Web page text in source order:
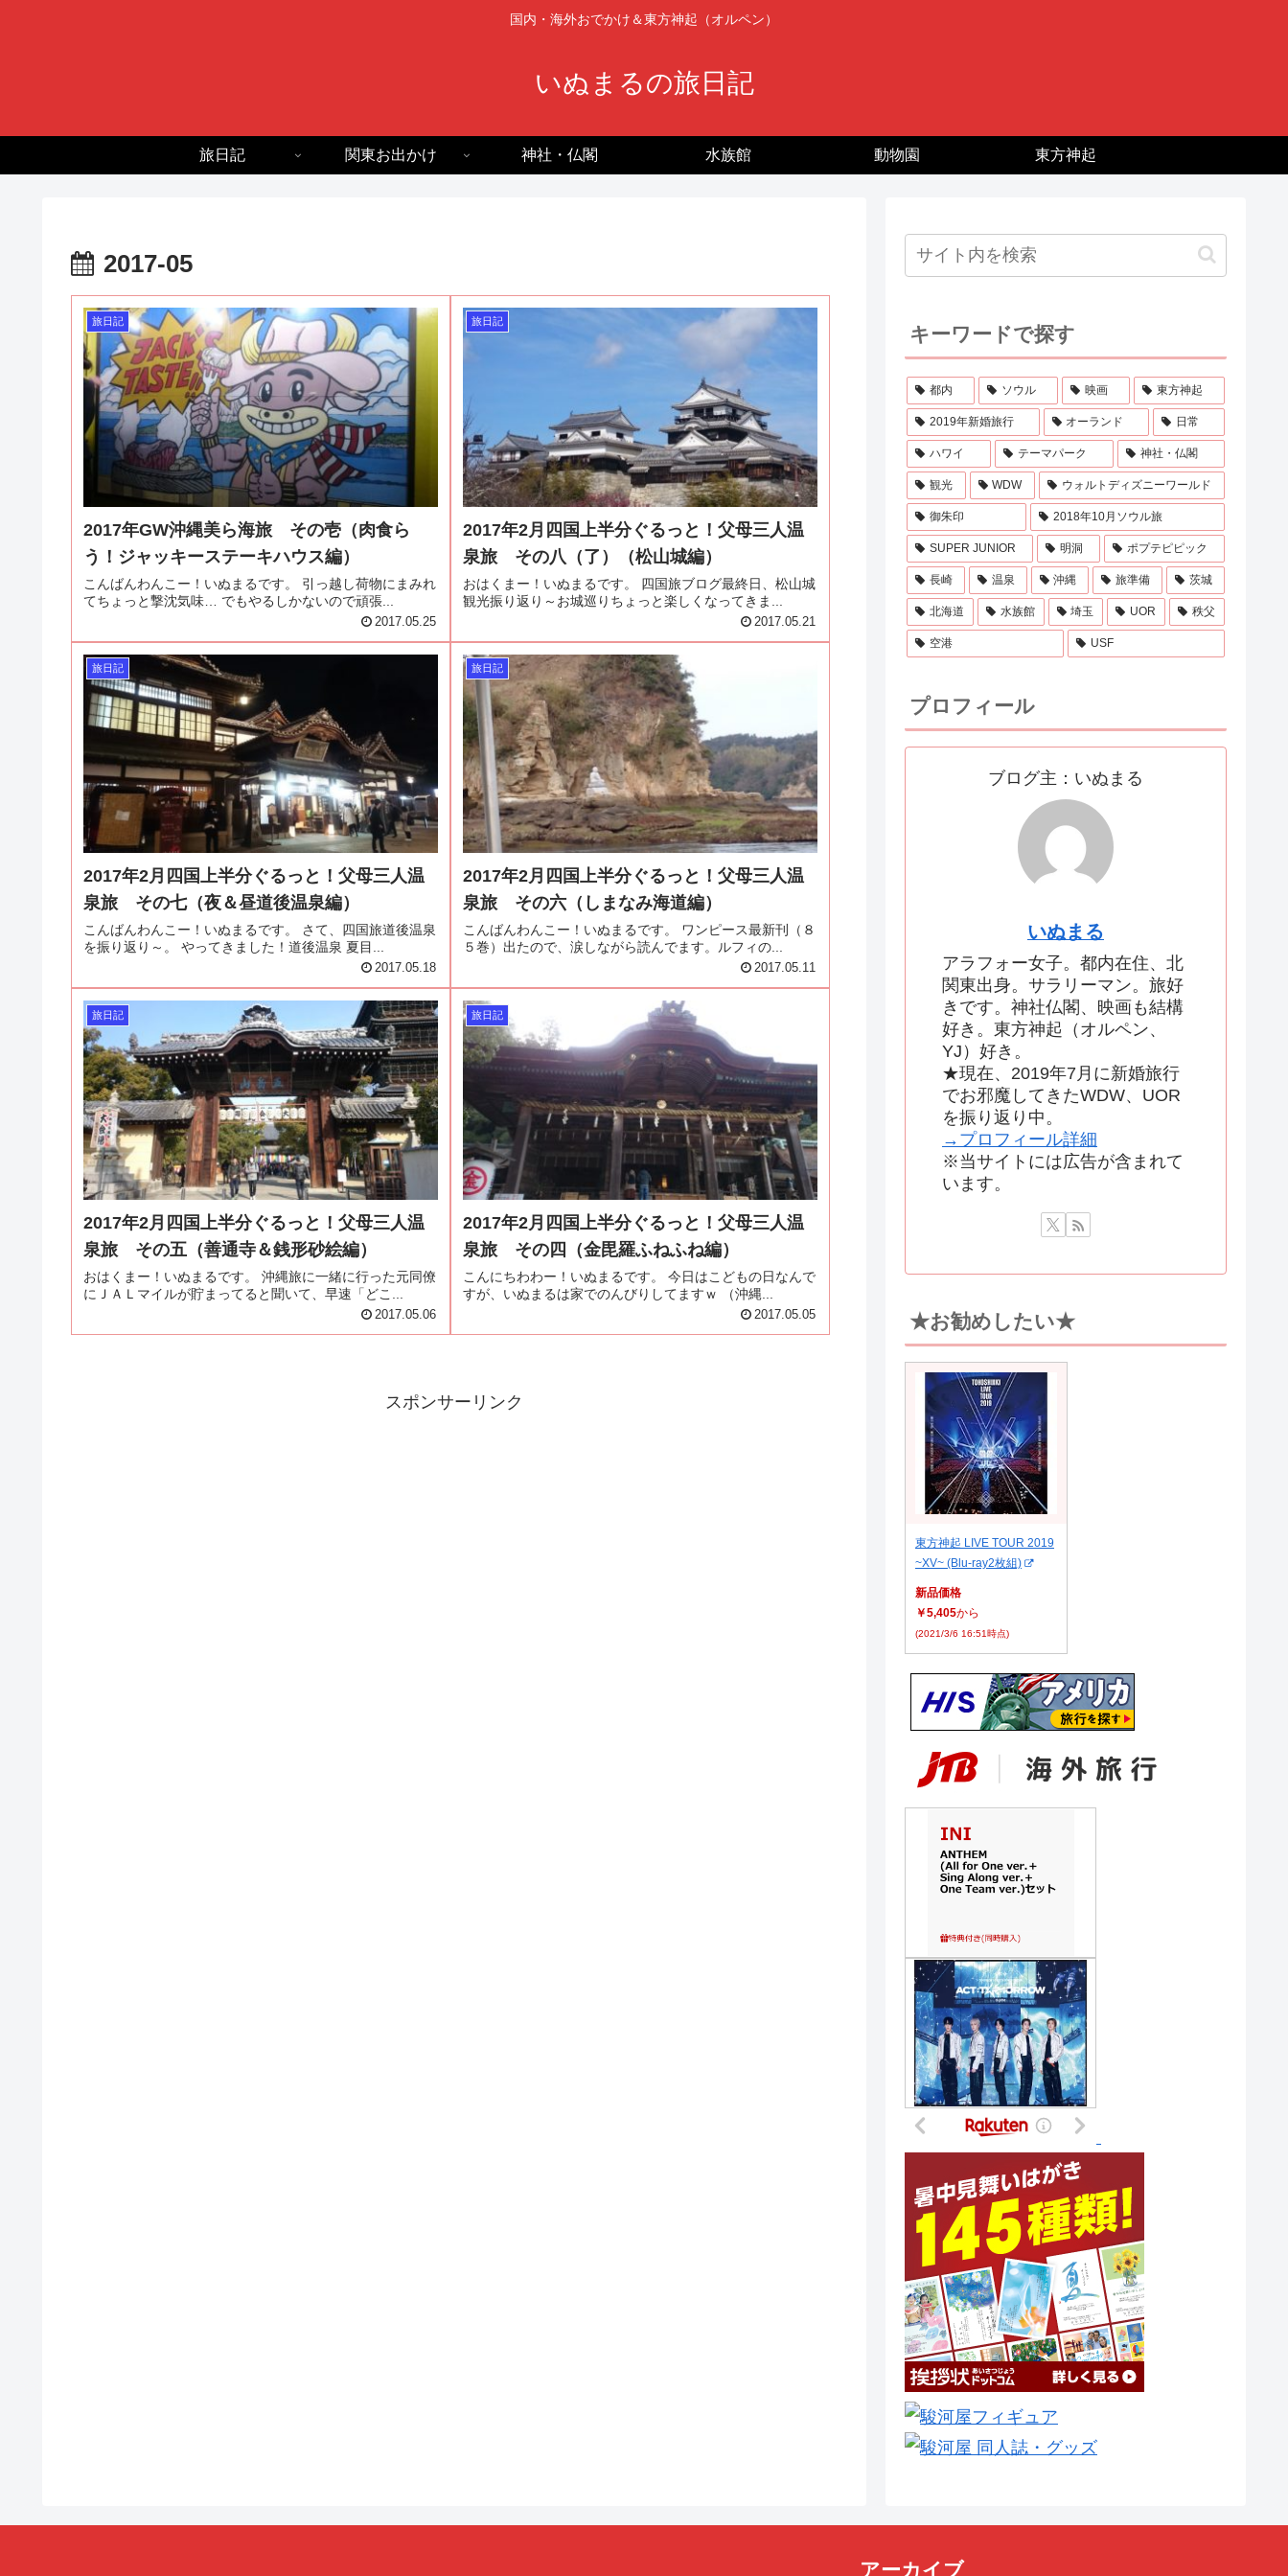
国内・海外おでかけ＆東方神起（オルペン）
いぬまるの旅日記
旅日記 関東お出かけ 神社・仏閣 水族館 動物園 東方神起
2017-05
旅日記
2017年GW沖縄美ら海旅 その壱（肉食ら
う！ジャッキーステーキハウス編）
こんばんわんこー！いぬまるです。 引っ越し荷物にまみれ
てちょっと撃沈気味… でもやるしかないので頑張...
2017.05.25
旅日記
2017年2月四国上半分ぐるっと！父母三人温
泉旅 その八（了）（松山城編）
おはくまー！いぬまるです。 四国旅ブログ最終日、松山城
観光振り返り～お城巡りちょっと楽しくなってきま...
2017.05.21
旅日記
2017年2月四国上半分ぐるっと！父母三人温
泉旅 その七（夜＆昼道後温泉編）
こんばんわんこー！いぬまるです。 さて、四国旅道後温泉
を振り返り～。 やってきました！道後温泉 夏目...
2017.05.18
旅日記
2017年2月四国上半分ぐるっと！父母三人温
泉旅 その六（しまなみ海道編）
こんばんわんこー！いぬまるです。 ワンピース最新刊（８
５巻）出たので、涙しながら読んでます。ルフィの...
2017.05.11
旅日記
2017年2月四国上半分ぐるっと！父母三人温
泉旅 その五（善通寺＆銭形砂絵編）
おはくまー！いぬまるです。 沖縄旅に一緒に行った元同僚
にＪＡＬマイルが貯まってると聞いて、早速「どこ...
2017.05.06
旅日記
2017年2月四国上半分ぐるっと！父母三人温
泉旅 その四（金毘羅ふねふね編）
こんにちわわー！いぬまるです。 今日はこどもの日なんで
すが、いぬまるは家でのんびりしてますｗ （沖縄...
2017.05.05
スポンサーリンク
キーワードで探す
都内 ソウル 映画 東方神起
2019年新婚旅行 オーランド 日常
ハワイ テーマパーク 神社・仏閣
観光 WDW ウォルトディズニーワールド
御朱印 2018年10月ソウル旅
SUPER JUNIOR 明洞 ポプテピピック
長崎 温泉 沖縄 旅準備 茨城
北海道 水族館 埼玉 UOR 秩父
空港 USF
プロフィール
ブログ主：いぬまる
いぬまる
アラフォー女子。都内在住、北
関東出身。サラリーマン。旅好
きです。神社仏閣、映画も結構
好き。東方神起（オルペン、
YJ）好き。
★現在、2019年7月に新婚旅行
でお邪魔してきたWDW、UOR
を振り返り中。
→プロフィール詳細
※当サイトには広告が含まれて
います。
★お勧めしたい★
東方神起 LIVE TOUR 2019
~XV~ (Blu-ray2枚組)
新品価格
￥5,405から
(2021/3/6 16:51時点)
アーカイブ